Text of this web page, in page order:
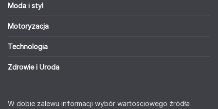
Moda i styl
Motoryzacja
Technologia
Zdrowie i Uroda
W dobie zalewu informacji wybór wartościowego źródła